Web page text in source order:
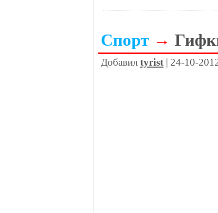
Спорт →
Добавил tyrist | 24-10-